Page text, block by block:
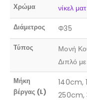
Χρώμα νίκελ ματ
Διάμετρος Φ35
Τύπος
Μονή
Διπλό
Μήκη
βέργας (L)
140cm,